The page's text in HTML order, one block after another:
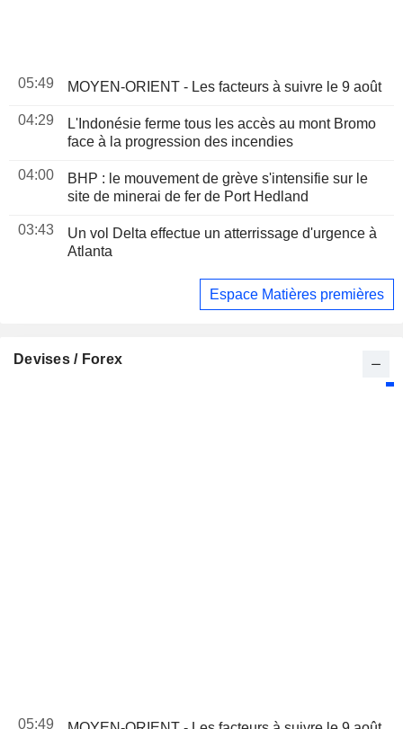
05:49 MOYEN-ORIENT - Les facteurs à suivre le 9 août
04:29
L'Indonésie ferme tous les accès au mont Bromo
face à la progression des incendies
04:00
BHP : le mouvement de grève s'intensifie sur le
site de minerai de fer de Port Hedland
03:43
Un vol Delta effectue un atterrissage d'urgence à
Atlanta
Espace Matières premières
Devises / Forex
05:49